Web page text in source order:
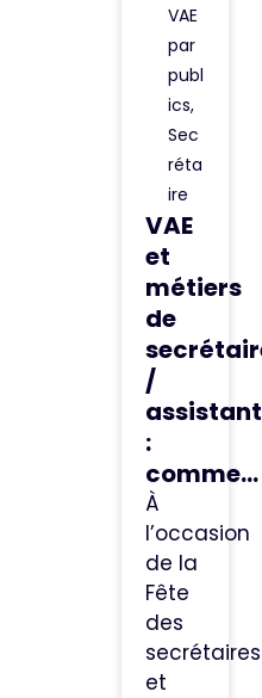
VAE
par
publ
ics,
Sec
réta
ire
VAE
et
métiers
de
/
:
comme...
À
l’occasion
de la
Fête
des
secrétaires
et